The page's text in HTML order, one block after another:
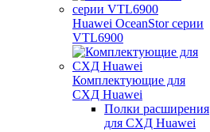
Huawei OceanStor серии
VTL6900
Комплектующие для
СХД Huawei
Полки расширения
для СХД Huawei